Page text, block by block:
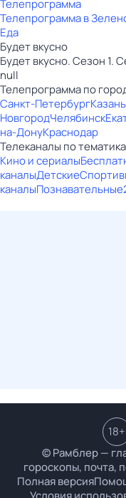
Телепрограмма
Телепрограмма в
Еда
Будет вкусно
Будет вкусно. Сезон 1.
null
Телепрограмма по
Санкт-ПетербургКазань
НовгородЧелябинск
на-ДонуКраснодар
Телеканалы по
Кино и сериалы
каналыДетские
каналыПознавательные
© Рамблер —
гороскопы, почта,
Полная версия
18+